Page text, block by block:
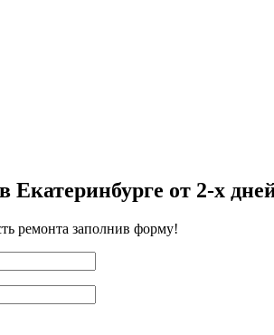
Екатеринбурге от 2-х
ремонта заполнив форму!